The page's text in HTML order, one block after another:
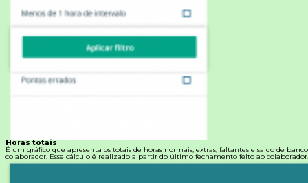
Horas totais
É um gráfico que apresenta os totais de horas normais, extras, faltantes e saldo de
colaborador. Esse cálculo é realizado a partir do último fechamento feito ao colaborador.